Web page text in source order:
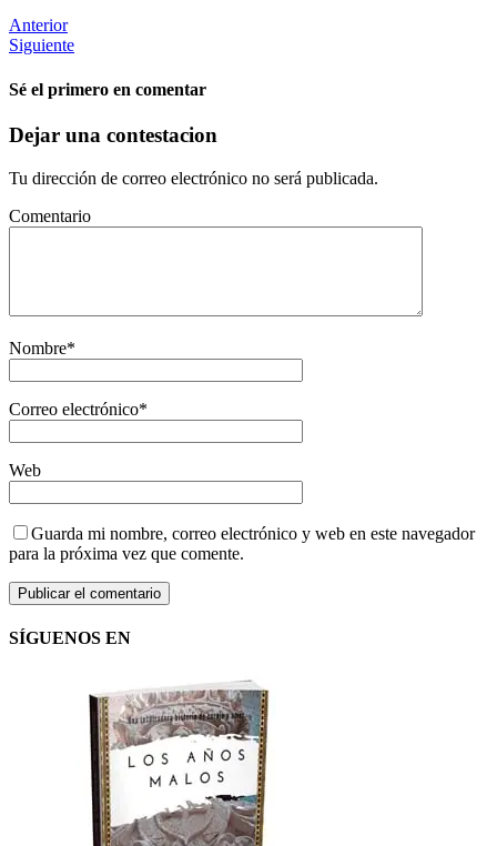
Anterior
Siguiente
Sé el primero en comentar
Dejar una contestacion
Tu dirección de correo electrónico no será publicada.
Comentario
Nombre*
Correo electrónico*
Web
Guarda mi nombre, correo electrónico y web en este navegador
para la próxima vez que comente.
SÍGUENOS EN